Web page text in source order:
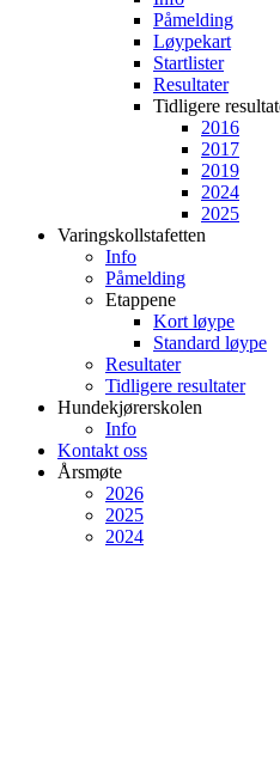
Påmelding
Løypekart
Startlister
Resultater
Tidligere
2016
2017
2019
2024
2025
Varingskollstafetten
Info
Påmelding
Etappene
Kort løype
Standard løype
Resultater
Tidligere resultater
Hundekjørerskolen
Info
Kontakt oss
Årsmøte
2026
2025
2024